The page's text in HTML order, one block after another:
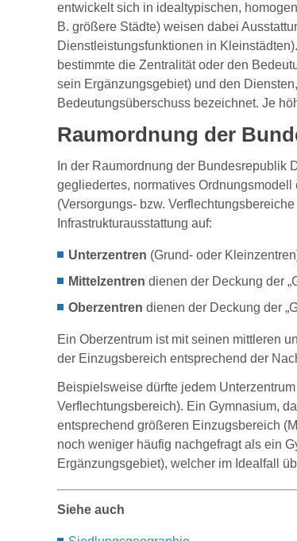
entwickelt sich in idealtypischen,
B. größere Städte) weisen dabei
Dienstleistungsfunktionen in
bestimmte die Zentralität oder den
sein Ergänzungsgebiet) und den
Bedeutungsüberschuss bezeichnet. Je
Raumordnung der
In der Raumordnung der Bundesrepublik
gegliedertes, normatives
(Versorgungs- bzw.
Infrastruktur­ausstattung auf:
Unterzentren (Grund- oder
Mittelzentren dienen der Deckung der
Oberzentren dienen der Deckung der
Ein Oberzentrum ist mit seinen mittleren
der Einzugsbereich entsprechend der
Beispielsweise dürfte jedem
Verflechtungsbereich). Ein Gymnasium,
entsprechend größeren Einzugsbereich
noch weniger häufig nachgefragt als ein
Ergänzungsgebiet), welcher im Idealfall
Siehe auch